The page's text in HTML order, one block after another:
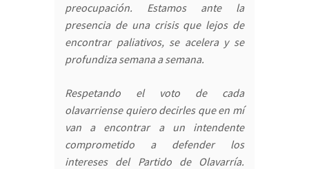
preocupación. Estamos ante la
presencia de una crisis que lejos de
encontrar paliativos, se acelera y se
profundiza semana a semana.
Respetando el voto de cada
olavarriense quiero decirles que en mí
van a encontrar a un intendente
comprometido a defender los
intereses del Partido de Olavarría.